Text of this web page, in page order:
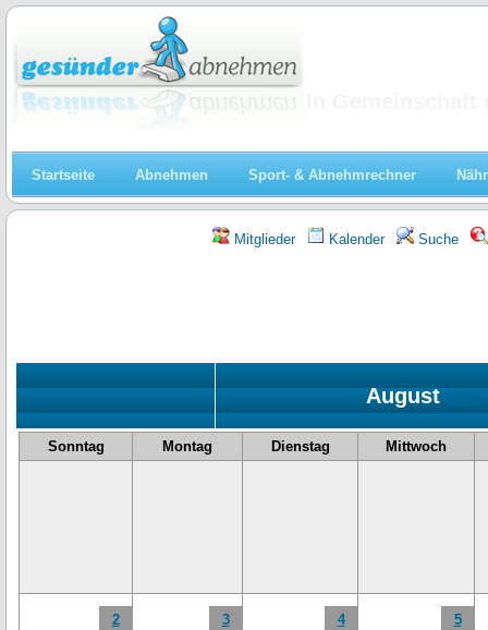
Startseite Abnehmen Sport- & Abnehmrechner
Mitglieder Kalender Suche
August
Sonntag Montag Dienstag Mittwoch
2 3 4 5